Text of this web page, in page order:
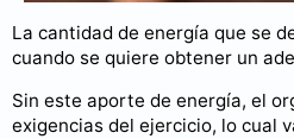
La cantidad de energía que se
cuando se quiere obtener un
Sin este aporte de energía, el
exigencias del ejercicio, lo cual